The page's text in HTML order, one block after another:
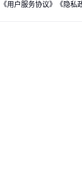
《用户服务协议》 《隐私